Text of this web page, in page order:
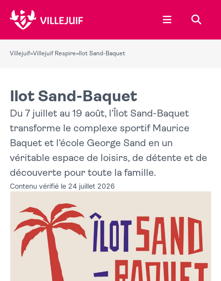
Ouvrir le
Villejuif»Villejuif Respire» Ilot Sand-Baquet
Ilot Sand-Baquet
Du 7 juillet au 19 août, l’Îlot Sand-Baquet
transforme le complexe sportif Maurice
Baquet et l’école George Sand en un
véritable espace de loisirs, de détente et de
découverte pour toute la famille.
Contenu vérifié le 24 juillet 2026